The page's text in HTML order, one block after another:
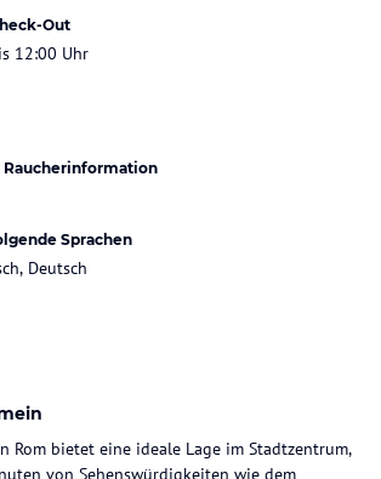
Out
12:00 Uhr
Sprachen
Deutsch
Rom bietet eine ideale Lage im Stadtzentrum,
von Sehenswürdigkeiten wie dem